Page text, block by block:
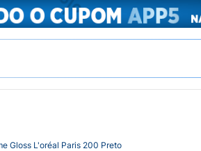
Gloss L'oréal Paris 200 Preto